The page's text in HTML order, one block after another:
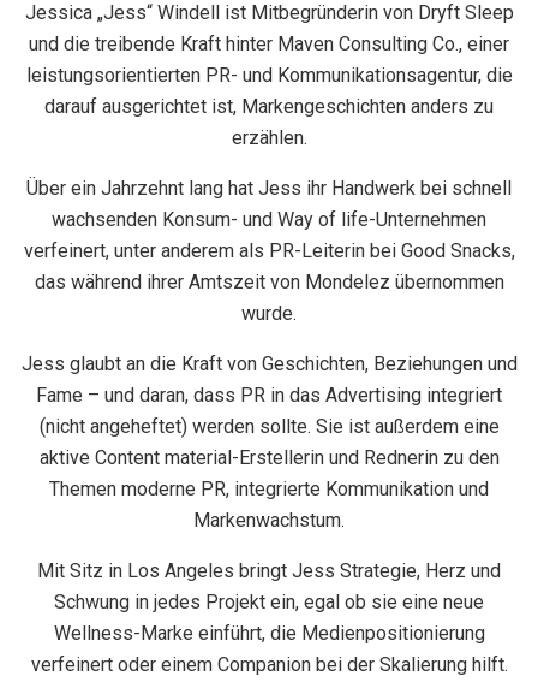
Jessica „Jess“ Windell ist Mitbegründerin von Dryft Sleep
und die treibende Kraft hinter Maven Consulting Co., einer
leistungsorientierten PR- und Kommunikationsagentur, die
darauf ausgerichtet ist, Markengeschichten anders zu
erzählen.
Über ein Jahrzehnt lang hat Jess ihr Handwerk bei schnell
wachsenden Konsum- und Way of life-Unternehmen
verfeinert, unter anderem als PR-Leiterin bei Good Snacks,
das während ihrer Amtszeit von Mondelez übernommen
wurde.
Jess glaubt an die Kraft von Geschichten, Beziehungen und
Fame – und daran, dass PR in das Advertising integriert
(nicht angeheftet) werden sollte. Sie ist außerdem eine
aktive Content material-Erstellerin und Rednerin zu den
Themen moderne PR, integrierte Kommunikation und
Markenwachstum.
Mit Sitz in Los Angeles bringt Jess Strategie, Herz und
Schwung in jedes Projekt ein, egal ob sie eine neue
Wellness-Marke einführt, die Medienpositionierung
verfeinert oder einem Companion bei der Skalierung hilft.